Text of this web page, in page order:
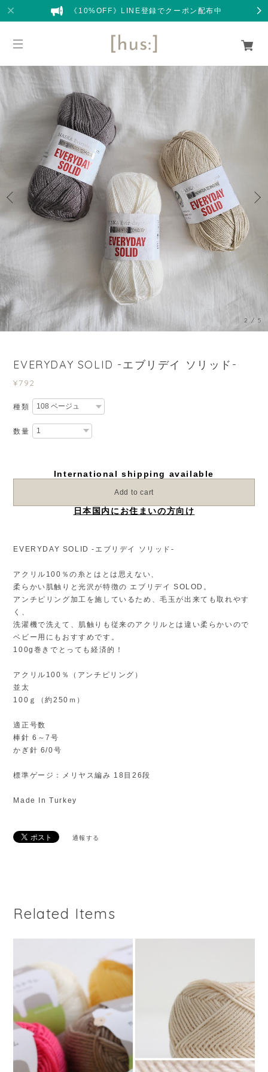
《10%OFF》LINE登録でクーポン配布中
3 /5
EVERYDAY SOLID -エブリデイ ソリッド-
¥792
種類
数量
International shipping available
Add to cart
日本国内にお住まいの方向け
EVERYDAY SOLID -エブリデイ ソリッド-
アクリル100％の糸とはとは思えない、
柔らかい肌触りと光沢が特徴の エブリデイ SOLOD。
アンチピリング加工を施しているため、毛玉が出来ても取れやす
く、
洗濯機で洗えて、肌触りも従来のアクリルとは違い柔らかいので
ベビー用にもおすすめです。
100g巻きでとっても経済的！
アクリル100％（アンチピリング）
並太
100ｇ（約250ｍ）
適正号数
棒針 6～7号
かぎ針 6/0号
標準ゲージ：メリヤス編み 18目26段
Made In Turkey
通報する
Related Items